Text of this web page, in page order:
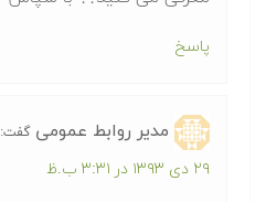
پاسخ
مدیر روابط عمومی گفت:
۲۹ دی ۱۳۹۳ در ۳:۳۱ ب.ظ